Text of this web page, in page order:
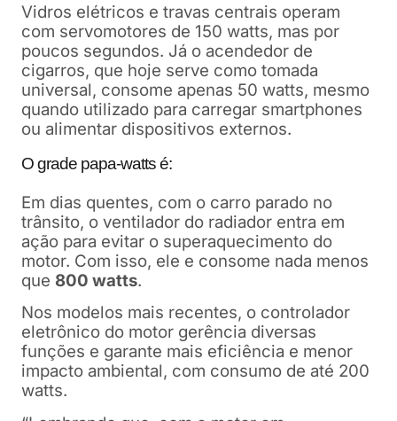
Vidros elétricos e travas centrais operam
com servomotores de 150 watts, mas por
poucos segundos. Já o acendedor de
cigarros, que hoje serve como tomada
universal, consome apenas 50 watts, mesmo
quando utilizado para carregar smartphones
ou alimentar dispositivos externos.
O grade papa-watts é:
Em dias quentes, com o carro parado no
trânsito, o ventilador do radiador entra em
ação para evitar o superaquecimento do
motor. Com isso, ele e consome nada menos
que 800 watts.
Nos modelos mais recentes, o controlador
eletrônico do motor gerência diversas
funções e garante mais eficiência e menor
impacto ambiental, com consumo de até 200
watts.